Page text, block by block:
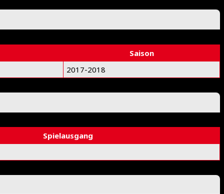
Saison
2017-2018
Spielausgang